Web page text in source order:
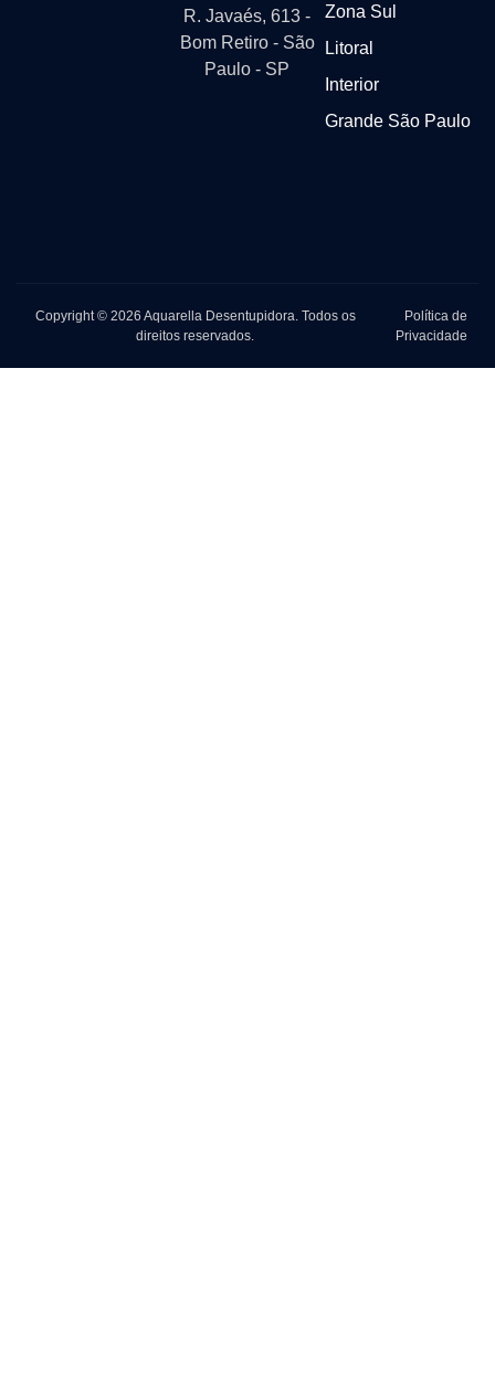
R. Javaés, 613 -
Bom Retiro - São
Paulo - SP
Zona Sul
Litoral
Interior
Grande São Paulo
Copyright © 2026 Aquarella Desentupidora. Todos os
direitos reservados.
Política de
Privacidade